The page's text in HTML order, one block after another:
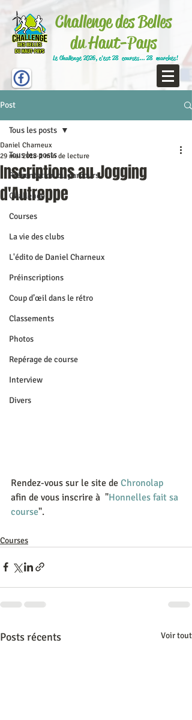
Challenge des Belles
du Haut-Pays
Le Challenge 2026, c'est 28 courses... 28 marches!
Post
Tous les posts
Présentation du parcours
Challenge
Courses
La vie des clubs
L'édito de Daniel Charneux
Préinscriptions
Coup d’œil dans le rétro
Classements
Photos
Repérage de course
Interview
Divers
Tous les posts
Inscriptions au Jogging
d'Autreppe
Daniel Charneux
29 mai 2018 1 min de lecture
Rendez-vous sur le site de Chronolap
afin de vous inscrire à  "Honnelles fait sa
course".
Courses
Posts récents Voir tout